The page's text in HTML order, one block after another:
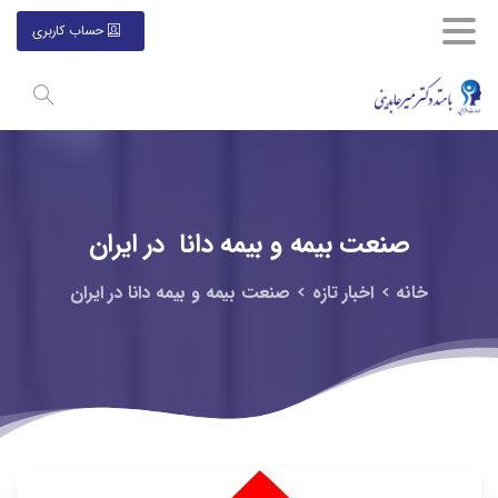
حساب کاربری
صنعت بیمه و بیمه دانا در ایران
خانه اخبار تازه صنعت بیمه و بیمه دانا در ایران